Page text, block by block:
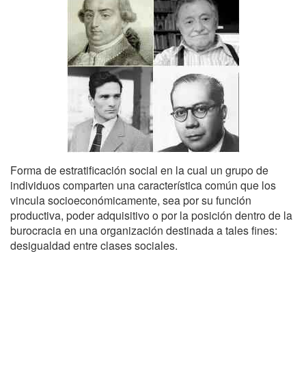
Forma de estratificación social en la cual un grupo de
individuos comparten una característica común que los
vincula socioeconómicamente, sea por su función
productiva, poder adquisitivo o por la posición dentro de la
burocracia en una organización destinada a tales fines:
desigualdad entre clases sociales.